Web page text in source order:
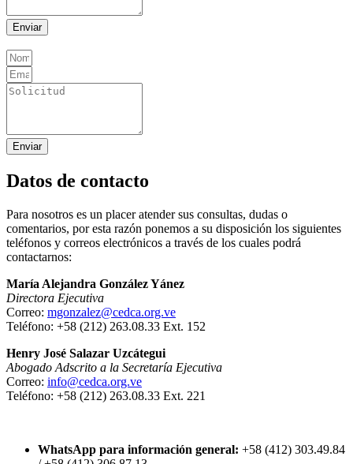
Enviar
Enviar
Datos de contacto
Para nosotros es un placer atender sus consultas, dudas o
comentarios, por esta razón ponemos a su disposición los siguientes
teléfonos y correos electrónicos a través de los cuales podrá
contactarnos:
María Alejandra González Yánez
Directora Ejecutiva
Correo: mgonzalez@cedca.org.ve
Teléfono: +58 (212) 263.08.33 Ext. 152
Henry José Salazar Uzcátegui
Abogado Adscrito a la Secretaría Ejecutiva
Correo: info@cedca.org.ve
Teléfono: +58 (212) 263.08.33 Ext. 221
WhatsApp para información general: +58 (412) 303.49.84